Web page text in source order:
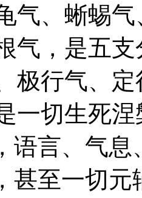
、蜥蜴气
气，是五
极行气、
切生死涅
语言、气
甚至一切